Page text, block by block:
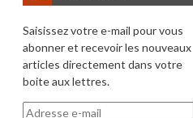
Saisissez votre e-mail pour vous
abonner et recevoir les nouveaux
articles directement dans votre
boite aux lettres.
Adresse